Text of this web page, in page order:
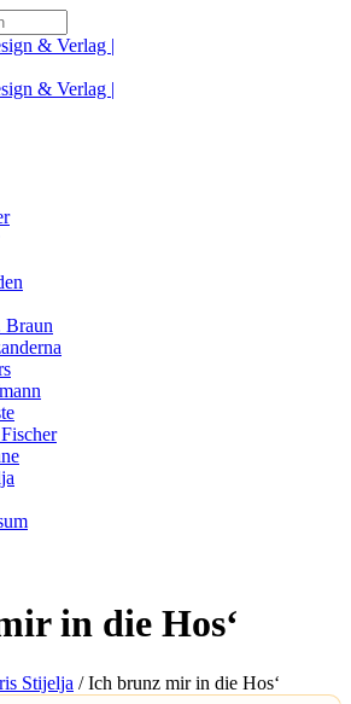
Braun
in die Hos‘
Stijelja / Ich brunz mir in die Hos‘